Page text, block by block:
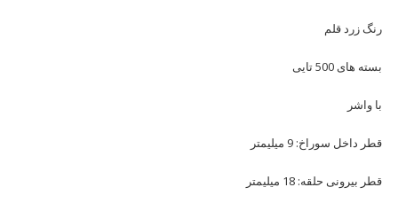
رنگ زرد قلم
بسته های 500 تایی
با واشر
قطر داخل سوراخ: 9 میلیمتر
قطر بیرونی حلقه: 18 میلیمتر